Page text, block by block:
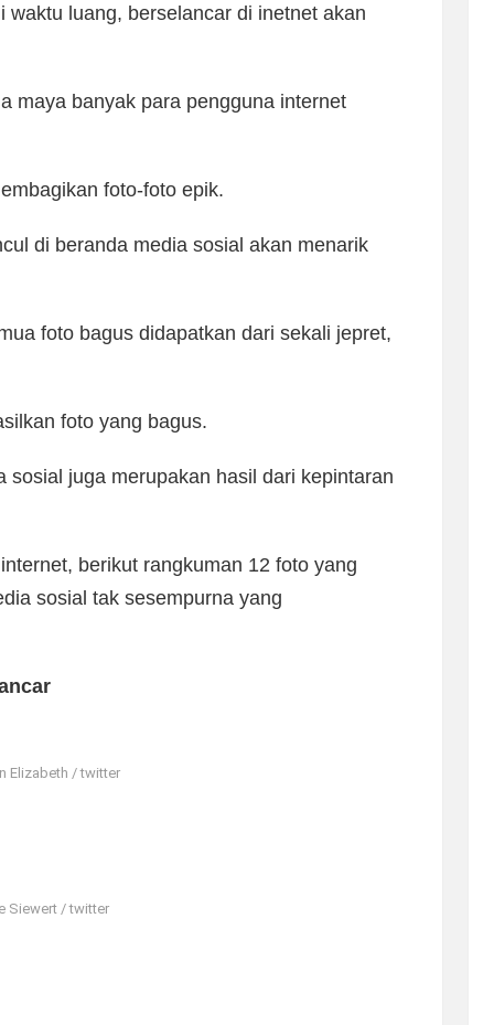
luang, berselancar di inetnet akan
maya banyak para pengguna internet
foto-foto epik.
di beranda media sosial akan menarik
foto bagus didapatkan dari sekali jepret,
foto yang bagus.
juga merupakan hasil dari kepintaran
berikut rangkuman 12 foto yang
sosial tak sesempurna yang
Elizabeth / twitter
Siewert / twitter